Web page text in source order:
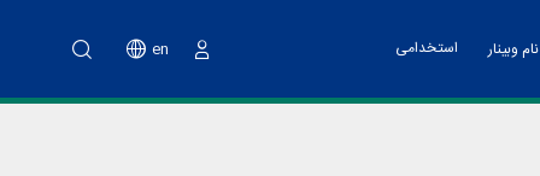
وبینار استخدامی en